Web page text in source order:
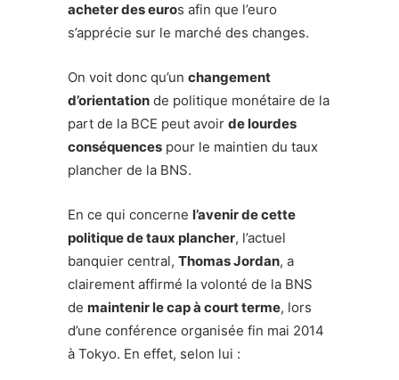
acheter des euros afin que l’euro
s’apprécie sur le marché des changes.
On voit donc qu’un changement
d’orientation de politique monétaire de la
part de la BCE peut avoir de lourdes
conséquences pour le maintien du taux
plancher de la BNS.
En ce qui concerne l’avenir de cette
politique de taux plancher, l’actuel
banquier central, Thomas Jordan, a
clairement affirmé la volonté de la BNS
de maintenir le cap à court terme, lors
d’une conférence organisée fin mai 2014
à Tokyo. En effet, selon lui :